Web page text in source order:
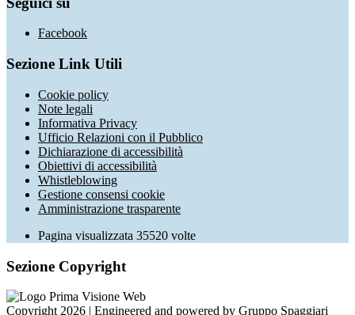
Facebook
Sezione Link Utili
Cookie policy
Note legali
Informativa Privacy
Ufficio Relazioni con il Pubblico
Dichiarazione di accessibilità
Obiettivi di accessibilità
Whistleblowing
Gestione consensi cookie
Amministrazione trasparente
Pagina visualizzata 35520 volte
Sezione Copyright
Copyright 2026 | Engineered and powered by Gruppo Spaggiari